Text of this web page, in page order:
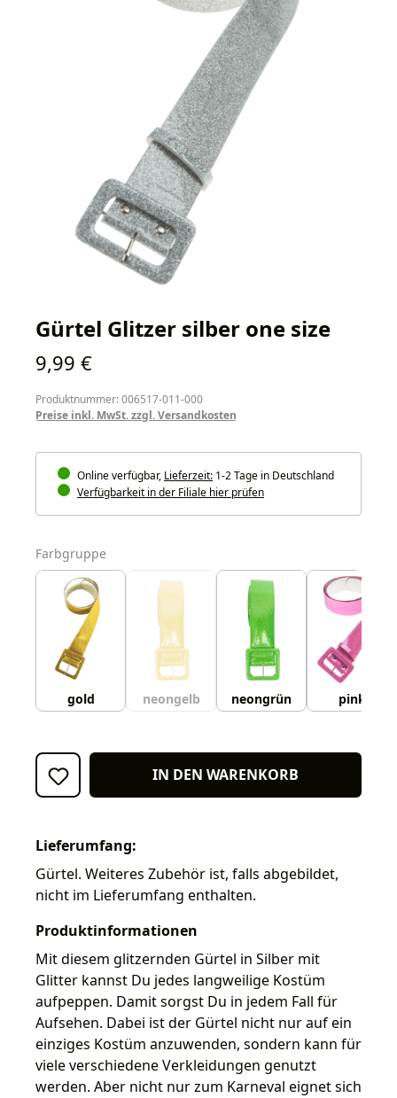
Gürtel Glitzer silber one size
Regulärer Preis:
9,99 €
Produktnummer: 006517-011-000
Preise inkl. MwSt. zzgl. Versandkosten
Online verfügbar, Lieferzeit: 1-2 Tage in Deutschland
Verfügbarkeit in der Filiale hier prüfen
Farbgruppe
gold neongelb neongrün pink
IN DEN WARENKORB
Lieferumfang:
Gürtel. Weiteres Zubehör ist, falls abgebildet,
nicht im Lieferumfang enthalten.
Produktinformationen
Mit diesem glitzernden Gürtel in Silber mit
Glitter kannst Du jedes langweilige Kostüm
aufpeppen. Damit sorgst Du in jedem Fall für
Aufsehen. Dabei ist der Gürtel nicht nur auf ein
einziges Kostüm anzuwenden, sondern kann für
viele verschiedene Verkleidungen genutzt
werden. Aber nicht nur zum Karneval eignet sich